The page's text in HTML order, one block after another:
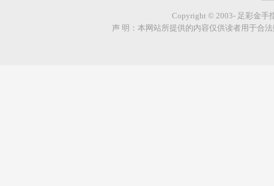
Copyright © 2003- 足彩金手
声 明：本网站所提供的内容仅供读者用于合